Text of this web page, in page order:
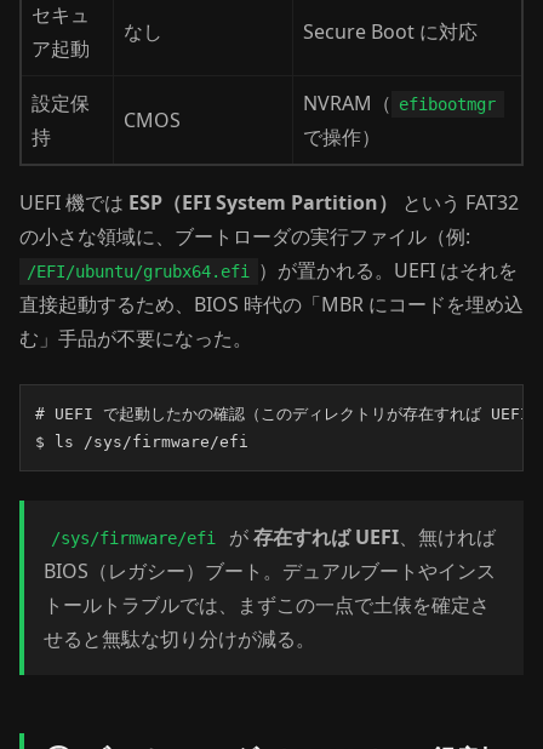
セキュ
ア起動
なし Secure Boot に対応
設定保
持
CMOS
NVRAM（ efibootmgr
で操作）
UEFI 機では ESP（EFI System Partition）
という FAT32
の小さな領域に、ブートローダの実行ファイル（例:
/EFI/ubuntu/grubx64.efi
）が置かれる。UEFI はそれを
直接起動するため、BIOS 時代の「MBR にコードを埋め込
む」手品が不要になった。
# UEFI で起動したかの確認（このディレクトリが存在すれば UEFI
$ ls /sys/firmware/efi
/sys/firmware/efi が存在すれば UEFI、無ければ
BIOS（レガシー）ブート。デュアルブートやインス
トールトラブルでは、まずこの一点で土俵を確定さ
せると無駄な切り分けが減る。